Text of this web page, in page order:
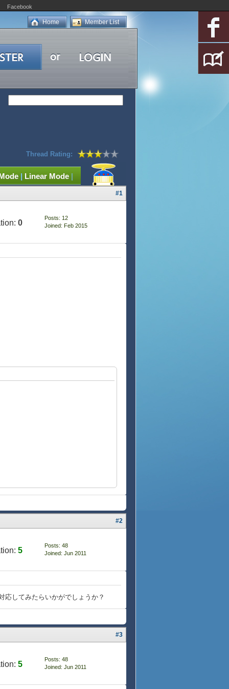
Facebook
Member List
Home
Thread Rating:
| Linear Mode |
#1
0
Posts: 12
Joined: Feb 2015
#2
5
Posts: 48
Joined: Jun 2011
応してみたらいかがでしょうか？
#3
5
Posts: 48
Joined: Jun 2011